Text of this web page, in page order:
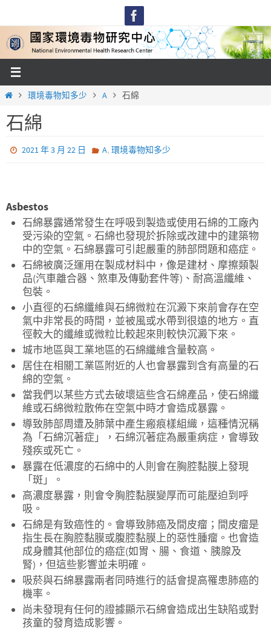
content
Home環境毒物知多少 A 石綿
石綿
2021 年 3 月 22 日 A, 環境毒物知多少
Asbestos
石綿暴露通常發生在呼吸到製造或使用石綿的工廠內
受污染的空氣。石綿也發現於拆除或改建中的建築物
中的空氣。石綿暴露可引起嚴重的肺部問題和癌症。
石綿被廣泛運用在製成材料中，像是建材、摩擦類製
品(汽車離合器、煞車及傳動套件等)、耐高溫纖維、
包裝。
小直徑的石綿纖維與石綿微粒在沉澱下來前會存在空
氣中非常長的時間，並被風或水帶到很遠的地方。直
徑較大的纖維或微粒比較起來則較快沉澱下來。
城市地區與工業地區的石綿纖維含量較高。
居住在相關工業區附近的人也會暴露到含有高量的石
綿的空氣。
當我們以某些方式去破壞這些含石綿產品，使石綿纖
維或石綿微粒散佈在空氣中時才會造成暴露。
導致肺部周遭及肺葉中產生瘢痕樣組織，這種情況稱
為「石綿沉著症」，石綿沉著症為嚴重病症，會導致
殘疾或死亡。
暴露在低濃度的石綿中的人則會在胸腔黏膜上發現
「斑」。
高濃度暴露，則會令胸腔黏膜變厚而可能壓迫到呼
吸。
石綿是有致癌性的。會導致肺癌及間皮瘤；間皮瘤是
指生長在胸腔黏膜或腹腔黏膜上的惡性腫瘤。也會造
成身體其他部位的癌症(如胃、腸、食道、胰腺及
腎)，但這些影響並未明確。
吸菸與石綿暴露兩者同時進行的話會提高罹患肺癌的
機率。
尚未發現有任何的證據顯示石綿會造成出生缺陷或對
孩童的發育造成影響。